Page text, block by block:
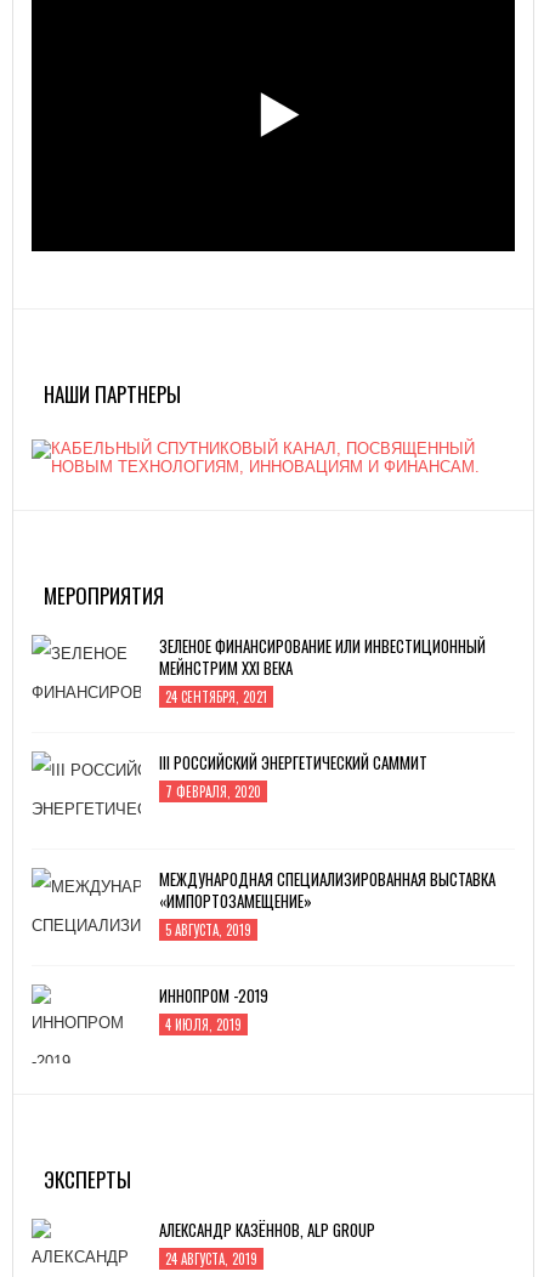
НАШИ ПАРТНЕРЫ
МЕРОПРИЯТИЯ
ЗЕЛЕНОЕ ФИНАНСИРОВАНИЕ ИЛИ ИНВЕСТИЦИОННЫЙ
МЕЙНСТРИМ XXI ВЕКА
24 СЕНТЯБРЯ, 2021
III РОССИЙСКИЙ ЭНЕРГЕТИЧЕСКИЙ САММИТ
7 ФЕВРАЛЯ, 2020
МЕЖДУНАРОДНАЯ СПЕЦИАЛИЗИРОВАННАЯ ВЫСТАВКА
«ИМПОРТОЗАМЕЩЕНИЕ»
5 АВГУСТА, 2019
ИННОПРОМ -2019
4 ИЮЛЯ, 2019
ЭКСПЕРТЫ
АЛЕКСАНДР КАЗЁННОВ, ALP GROUP
24 АВГУСТА, 2019